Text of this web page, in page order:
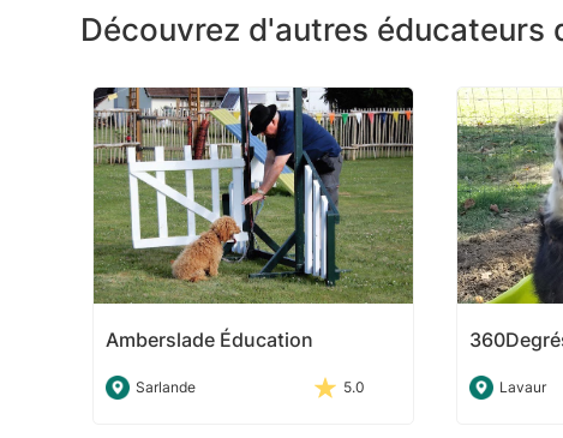
Découvrez d'autres
Amberslade Éducation
Sarlande 5.0 Lavaur